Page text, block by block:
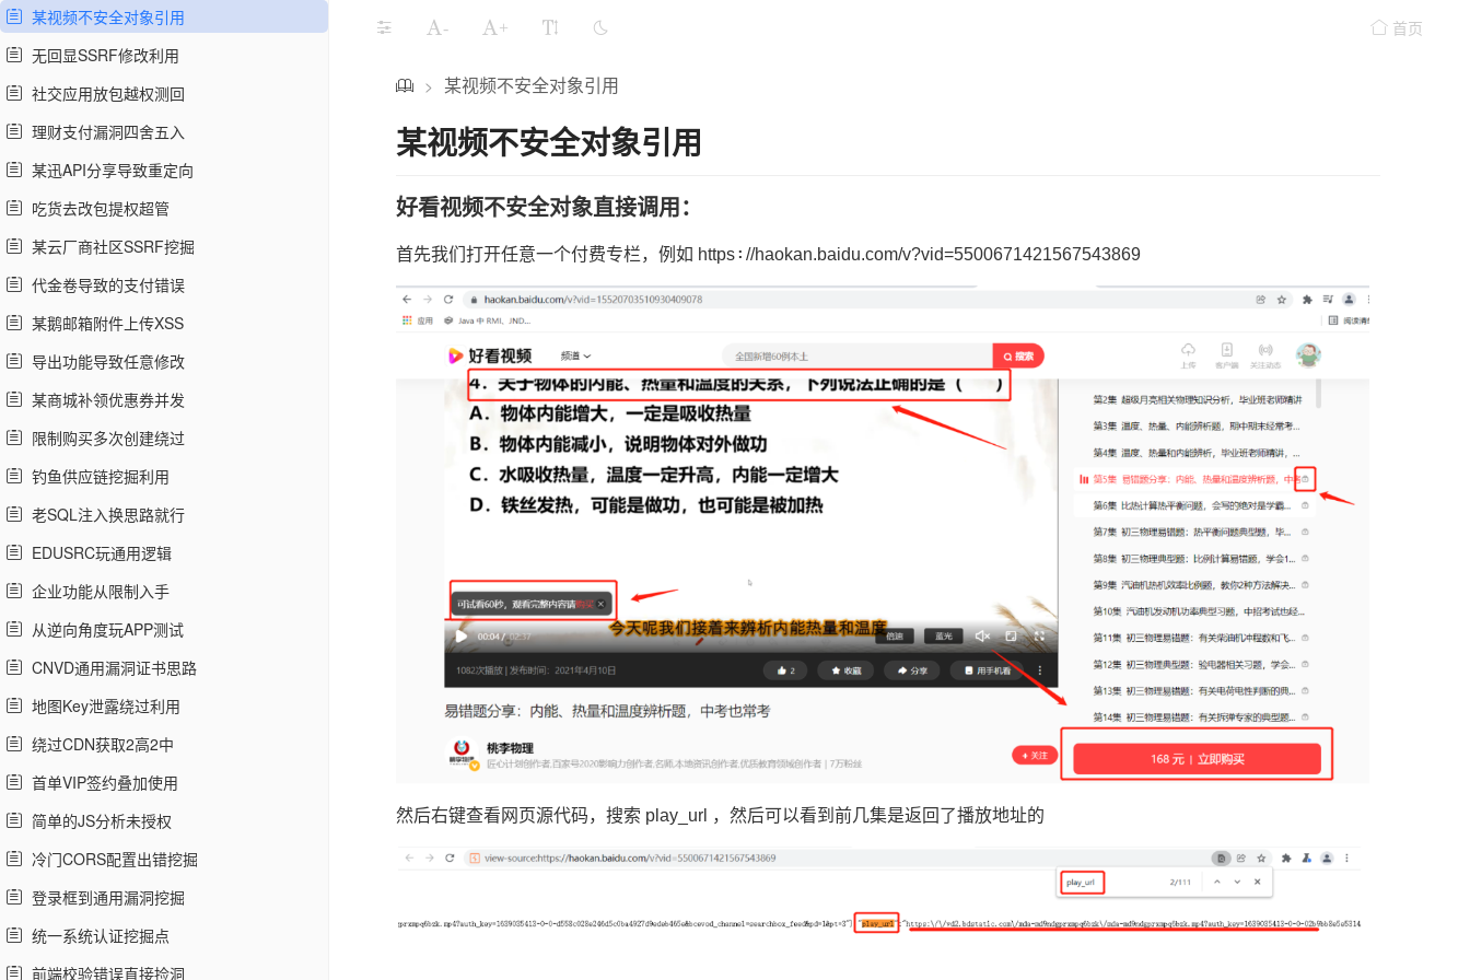
某视频不安全对象引用
无回显SSRF修改利用
社交应用放包越权测回
理财支付漏洞四舍五入
某迅API分享导致重定向
吃货去改包提权超管
某云厂商社区SSRF挖掘
代金卷导致的支付错误
某鹅邮箱附件上传XSS
导出功能导致任意修改
某商城补领优惠券并发
限制购买多次创建绕过
钓鱼供应链挖掘利用
老SQL注入换思路就行
EDUSRC玩通用逻辑
企业功能从限制入手
从逆向角度玩APP测试
CNVD通用漏洞证书思路
地图Key泄露绕过利用
绕过CDN获取2高2中
首单VIP签约叠加使用
简单的JS分析未授权
冷门CORS配置出错挖掘
登录框到通用漏洞挖掘
统一系统认证挖掘点
前端校验错误直接捡洞
- + 首页
> 某视频不安全对象引用
某视频不安全对象引用
好看视频不安全对象直接调用：
首先我们打开任意一个付费专栏，例如 https∶//haokan.baidu.com/v?vid=5500671421567543869
然后右键查看网页源代码，搜索 play_url ，然后可以看到前几集是返回了播放地址的